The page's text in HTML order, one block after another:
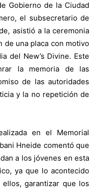
Gobierno de la Ciudad
el subsecretario de
asistió a la ceremonia
de una placa con motivo
del New’s Divine. Este
la memoria de las
de las autoridades
y la no repetición de
en el Memorial
Hneide comentó que
a los jóvenes en esta
ya que lo acontecido
garantizar que los